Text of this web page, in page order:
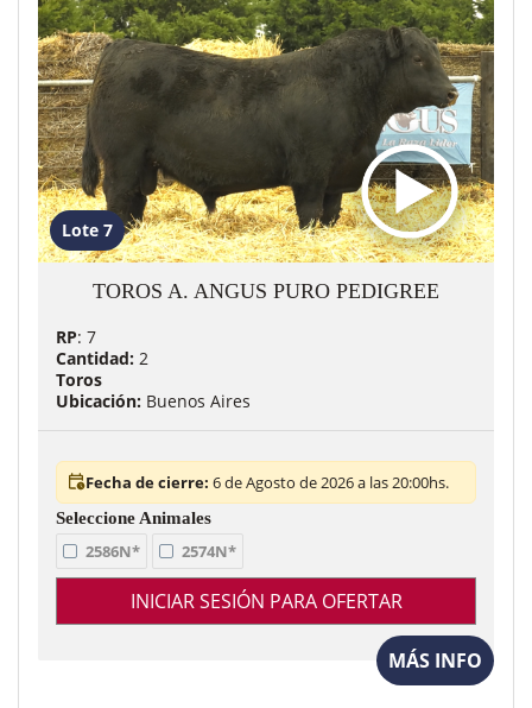
Lote 7
TOROS A. ANGUS PURO PEDIGREE
RP: 7
Cantidad: 2
Toros
Ubicación: Buenos Aires
Fecha de cierre: 6 de Agosto de 2026 a las 20:00hs.
2586N* 2574N*
INICIAR SESIÓN PARA OFERTAR
MÁS INFO